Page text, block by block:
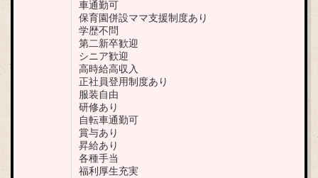
車通勤可
保育園併設ママ支援制度あり
学歴不問
第二新卒歓迎
シニア歓迎
高時給高収入
正社員登用制度あり
服装自由
研修あり
自転車通勤可
賞与あり
昇給あり
各種手当
福利厚生充実